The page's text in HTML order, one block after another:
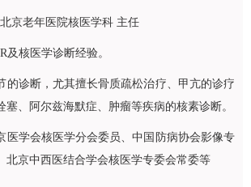
北京老年医院核医学科 主任
及核医学诊断经验。
的诊断，尤其擅长骨质疏松治疗、甲亢的诊疗
塞、阿尔兹海默症、肿瘤等疾病的核素诊断。
医学会核医学分会委员、中国防病协会影像专
北京中西医结合学会核医学专委会常委等